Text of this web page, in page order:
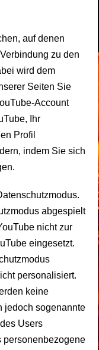
auf denen
zu den
wird dem
Seiten Sie
Account
Ihr
Profil
indem Sie sich
abgespielt
nicht zur
eingesetzt.
personalisiert.
keine
jedoch sogenannte
Users
personenbezogene